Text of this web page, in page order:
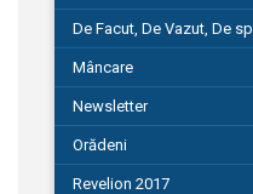
De Facut, De Vazut, De
580
Mâncare
Newsletter
Orădeni
Revelion 2017